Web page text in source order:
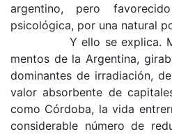
argentino, pero
psicológica, por una natural
Y ello se explica.
mentos de la Argentina,
dominantes de irradiación,
valor absorbente de
como Córdoba, la vida
considerable número de